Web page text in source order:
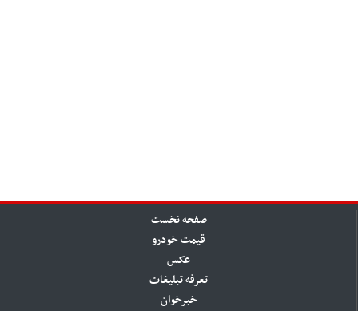
صفحه نخست
قیمت خودرو
عکس
تعرفه تبلیغات
خبرخوان